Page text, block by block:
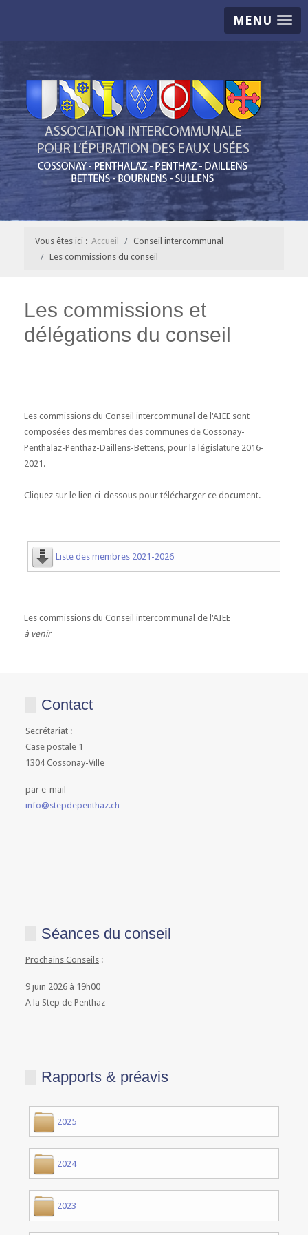
MENU
Vous êtes ici : Accueil
Conseil intercommunal
Les commissions du conseil
Les commissions et
délégations du conseil
Les commissions du Conseil intercommunal de l'AIEE sont
composées des membres des communes de Cossonay-
Penthalaz-Penthaz-Daillens-Bettens, pour la législature 2016-
2021.
Cliquez sur le lien ci-dessous pour télécharger ce document.
Liste des membres 2021-2026
Les commissions du Conseil intercommunal de l'AIEE
à venir
Contact
Secrétariat :
Case postale 1
1304 Cossonay-Ville
par e-mail
info@stepdepenthaz.ch
Séances du conseil
Prochains Conseils :
9 juin 2026 à 19h00
A la Step de Penthaz
Rapports & préavis
2025
2024
2023